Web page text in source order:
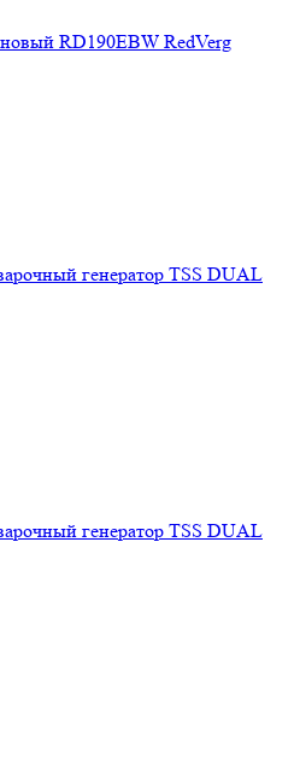
RD190EBW RedVerg
генератор TSS DUAL
генератор TSS DUAL